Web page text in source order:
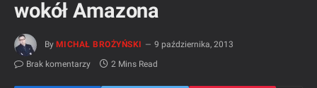
wokół Amazona
By MICHAŁ BROŻYŃSKI
9 października, 2013
Brak komentarzy
2 Mins Read